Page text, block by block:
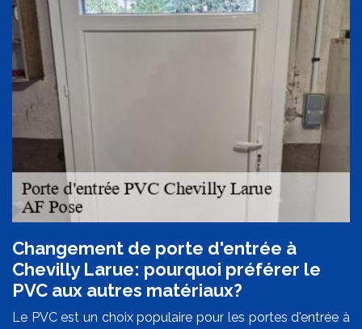
Changement de porte d'entrée à
Chevilly Larue: pourquoi préférer le
PVC aux autres matériaux?
Le PVC est un choix populaire pour les portes d'entrée à